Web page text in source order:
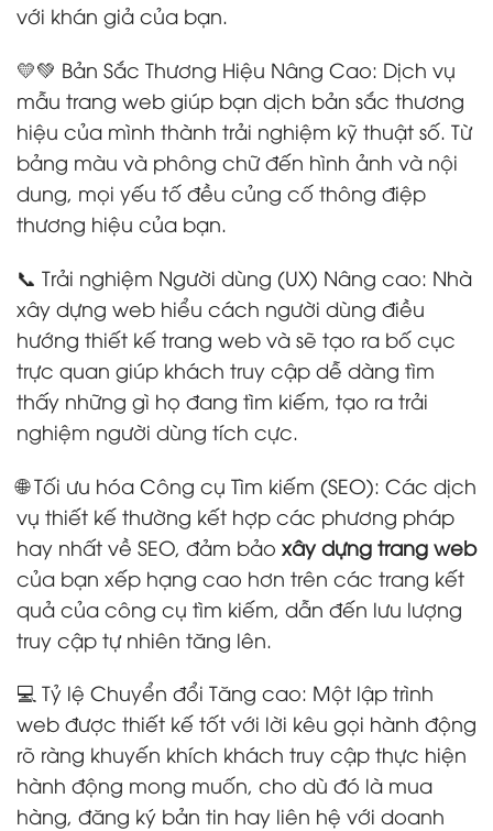
với khán giả của bạn.
💛💚 Bản Sắc Thương Hiệu Nâng Cao: Dịch vụ
mẫu trang web giúp bạn dịch bản sắc thương
hiệu của mình thành trải nghiệm kỹ thuật số. Từ
bảng màu và phông chữ đến hình ảnh và nội
dung, mọi yếu tố đều củng cố thông điệp
thương hiệu của bạn.
📞 Trải nghiệm Người dùng (UX) Nâng cao: Nhà
xây dựng web hiểu cách người dùng điều
hướng thiết kế trang web và sẽ tạo ra bố cục
trực quan giúp khách truy cập dễ dàng tìm
thấy những gì họ đang tìm kiếm, tạo ra trải
nghiệm người dùng tích cực.
🌐 Tối ưu hóa Công cụ Tìm kiếm (SEO): Các dịch
vụ thiết kế thường kết hợp các phương pháp
hay nhất về SEO, đảm bảo xây dựng trang web
của bạn xếp hạng cao hơn trên các trang kết
quả của công cụ tìm kiếm, dẫn đến lưu lượng
truy cập tự nhiên tăng lên.
💻 Tỷ lệ Chuyển đổi Tăng cao: Một lập trình
web được thiết kế tốt với lời kêu gọi hành động
rõ ràng khuyến khích khách truy cập thực hiện
hành động mong muốn, cho dù đó là mua
hàng, đăng ký bản tin hay liên hệ với doanh